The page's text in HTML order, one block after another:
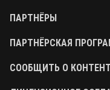
ПАРТНЁРЫ
ПАРТНЁРСКАЯ
СООБЩИТЬ О